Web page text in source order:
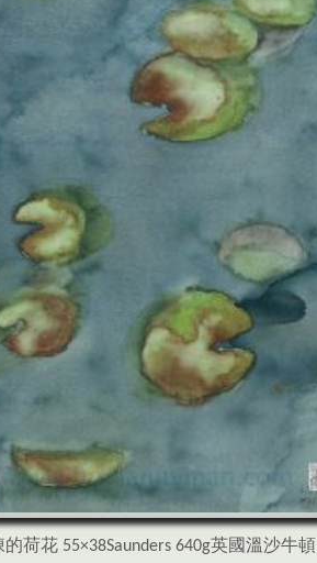
的荷花 55×38Saunders 640g英國溫沙牛頓